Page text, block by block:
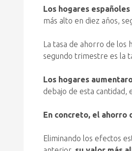
Los hogares
más alto en diez años,
La tasa de ahorro de los
segundo trimestre es la
Los hogares
debajo de esta cantidad,
En concreto, el ahorro
Eliminando los efectos